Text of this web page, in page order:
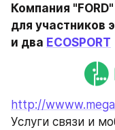
Компания
для участников
и два ECOSPORT
http://
Услуги связи и